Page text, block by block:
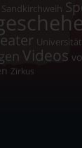
Sandkirchweih
Universität
Videos
Zirkus